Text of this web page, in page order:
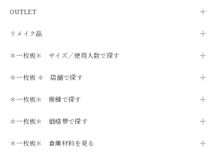
OUTLET
リメイク品
＊一枚板＊ サイズ／使用人数で探す
＊一枚板 ＊ 店舗で探す
＊一枚板＊ 樹種で探す
＊一枚板＊ 価格帯で探す
＊一枚板＊ 倉庫材料を見る